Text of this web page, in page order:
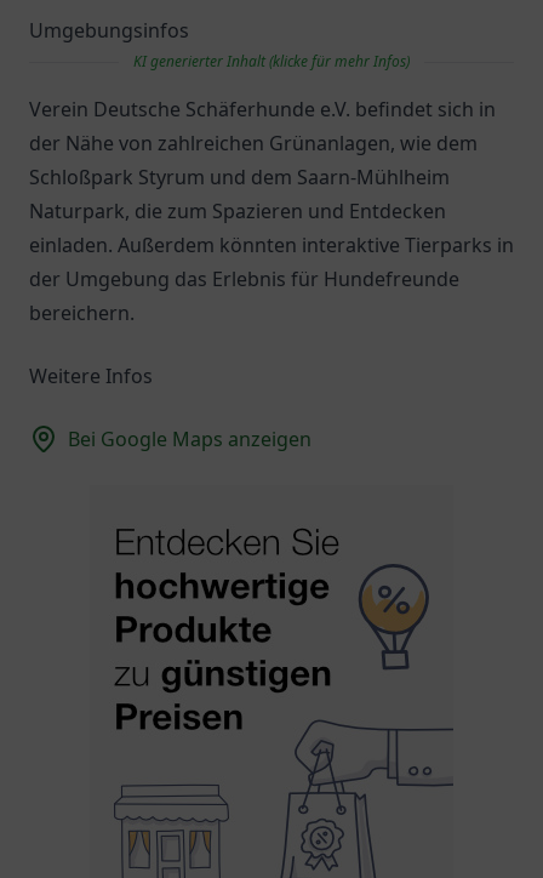
Umgebungsinfos
KI generierter Inhalt (klicke für mehr Infos)
Verein Deutsche Schäferhunde e.V. befindet sich in
der Nähe von zahlreichen Grünanlagen, wie dem
Schloßpark Styrum und dem Saarn-Mühlheim
Naturpark, die zum Spazieren und Entdecken
einladen. Außerdem könnten interaktive Tierparks in
der Umgebung das Erlebnis für Hundefreunde
bereichern.
Weitere Infos
Bei Google Maps anzeigen